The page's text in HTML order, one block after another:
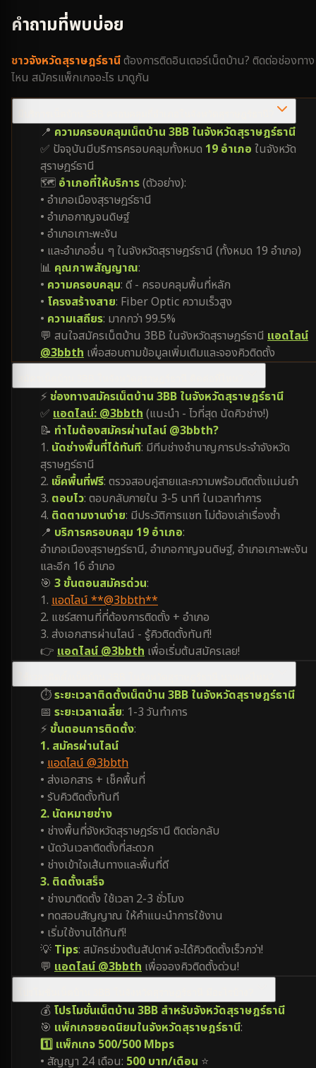
คำถามที่พบบ่อย
ชาวจังหวัดสุราษฎร์ธานีต้องการติดอินเตอร์เน็ตบ้าน? ติดต่อช่องทาง
ไหน สมัครแพ็กเกจอะไร มาดูกัน
📍 ความครอบคลุมเน็ตบ้าน 3BB ในจังหวัดสุราษฎร์ธานี
✅ ปัจจุบันมีบริการครอบคลุมทั้งหมด 19 อำเภอ ในจังหวัด
สุราษฎร์ธานี
🗺️ อำเภอที่ให้บริการ(ตัวอย่าง):
• อำเภอเมืองสุราษฎร์ธานี
• อำเภอกาญจนดิษฐ์
• อำเภอเกาะพะงัน
• และอำเภออื่น ๆ ในจังหวัดสุราษฎร์ธานี (ทั้งหมด 19 อำเภอ)
📊 คุณภาพสัญญาณ:
• ความครอบคลุม: ดี - ครอบคลุมพื้นที่หลัก
• โครงสร้างสาย: Fiber Optic ความเร็วสูง
• ความเสถียร: มากกว่า 99.5%
💬 สนใจสมัครเน็ตบ้าน 3BB ในจังหวัดสุราษฎร์ธานี แอดไลน์
@3bbth เพื่อสอบถามข้อมูลเพิ่มเติมและจองคิวติดตั้ง
⚡ ช่องทางสมัครเน็ตบ้าน 3BB ในจังหวัดสุราษฎร์ธานี
✅ แอดไลน์: @3bbth(แนะนำ - ไวที่สุด นัดคิวช่าง!)
📝 ทำไมต้องสมัครผ่านไลน์ @3bbth?
1. นัดช่างพื้นที่ได้ทันที: มีทีมช่างชำนาญการประจำจังหวัด
สุราษฎร์ธานี
2. เช็คพื้นที่ฟรี: ตรวจสอบคู่สายและความพร้อมติดตั้งแม่นยำ
3. ตอบไว: ตอบกลับภายใน 3-5 นาที ในเวลาทำการ
4. ติดตามงานง่าย: มีประวัติการแชท ไม่ต้องเล่าเรื่องซ้ำ
📍 บริการครอบคลุม 19 อำเภอ:
อำเภอเมืองสุราษฎร์ธานี, อำเภอกาญจนดิษฐ์, อำเภอเกาะพะงัน
และอีก 16 อำเภอ
🎯 3 ขั้นตอนสมัครด่วน:
1. แอดไลน์ **@3bbth**
2. แชร์สถานที่ที่ต้องการติดตั้ง + อำเภอ
3. ส่งเอกสารผ่านไลน์ - รู้คิวติดตั้งทันที!
👉 แอดไลน์ @3bbth เพื่อเริ่มต้นสมัครเลย!
⏱️ระยะเวลาติดตั้งเน็ตบ้าน 3BB ในจังหวัดสุราษฎร์ธานี
📅 ระยะเวลาเฉลี่ย: 1-3 วันทำการ
⚡ ขั้นตอนการติดตั้ง:
1. สมัครผ่านไลน์
• แอดไลน์ @3bbth
• ส่งเอกสาร + เช็คพื้นที่
• รับคิวติดตั้งทันที
2. นัดหมายช่าง
• ช่างพื้นที่จังหวัดสุราษฎร์ธานี ติดต่อกลับ
• นัดวันเวลาติดตั้งที่สะดวก
• ช่างเข้าใจเส้นทางและพื้นที่ดี
3. ติดตั้งเสร็จ
• ช่างมาติดตั้ง ใช้เวลา 2-3 ชั่วโมง
• ทดสอบสัญญาณ ให้คำแนะนำการใช้งาน
• เริ่มใช้งานได้ทันที!
💡 Tips: สมัครช่วงต้นสัปดาห์ จะได้คิวติดตั้งเร็วกว่า!
💬 แอดไลน์ @3bbth เพื่อจองคิวติดตั้งด่วน!
💰 โปรโมชั่นเน็ตบ้าน 3BB สำหรับจังหวัดสุราษฎร์ธานี
🎯 แพ็กเกจยอดนิยมในจังหวัดสุราษฎร์ธานี:
1️⃣ แพ็กเกจ 500/500 Mbps
• สัญญา 24 เดือน: 500 บาท/เดือน ⭐